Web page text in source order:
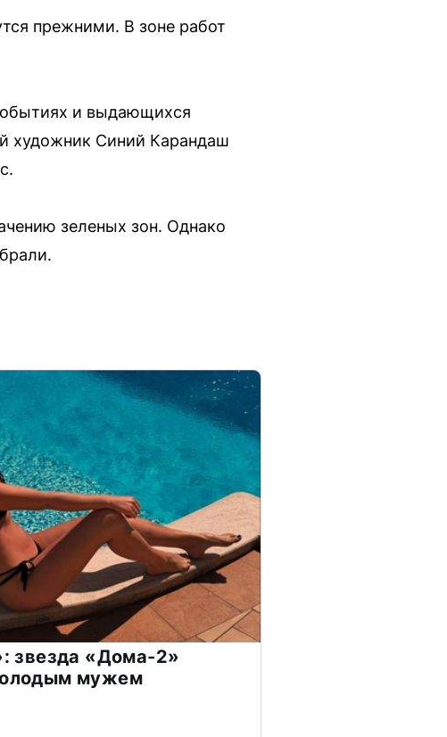
прежними. В зоне работ
и выдающихся
художник Синий Карандаш
зеленых зон. Однако
звезда «Дома-2»
мужем